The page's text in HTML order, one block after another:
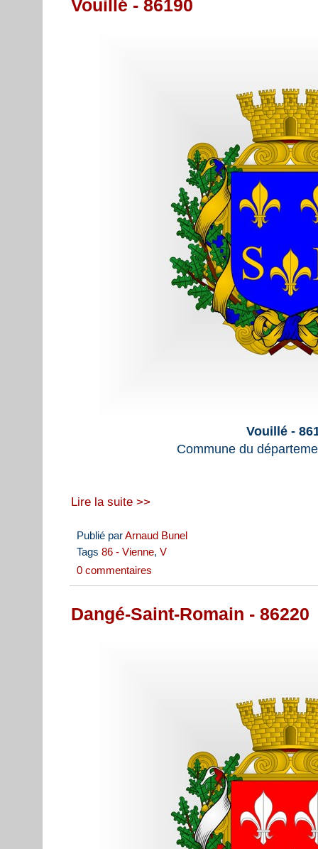
Vouillé - 86190
Vouillé -
Commune du
Lire la suite >>
Publié parArnaud Bunel
Tags 86 - Vienne, V
0 commentaires
Dangé-Saint-Romain - 86220